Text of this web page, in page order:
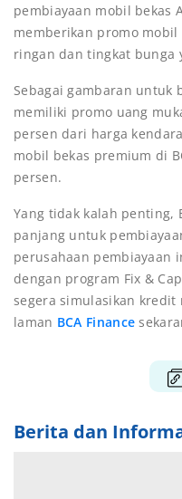
pembiayaan mobil bekas
memberikan promo mobil
ringan dan tingkat bunga
Sebagai gambaran untuk
memiliki promo uang
persen dari harga
mobil bekas premium di
persen.
Yang tidak kalah penting,
panjang untuk
perusahaan pembiayaan
dengan program Fix &
segera simulasikan kredit
laman BCA Finance
Berita dan